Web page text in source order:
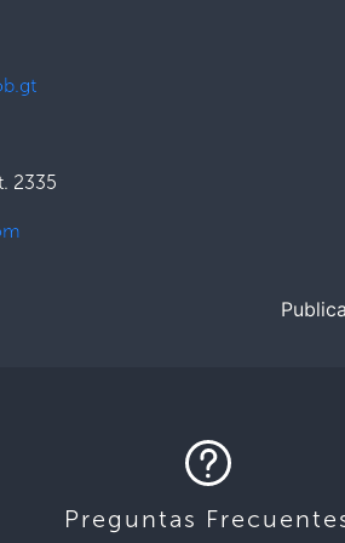
2335
Preguntas